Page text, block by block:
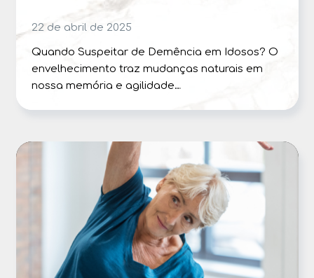
22 de abril de 2025
Quando Suspeitar de Demência em Idosos? O
envelhecimento traz mudanças naturais em
nossa memória e agilidade…